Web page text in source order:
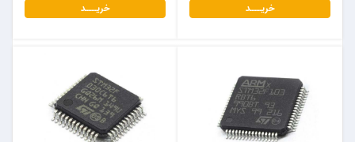
خریـــــــد
خریـــــــد